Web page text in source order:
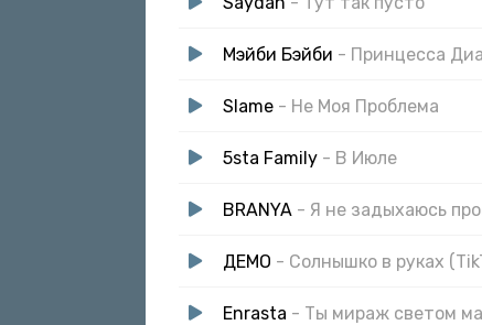
Мэйби Бэйби - Принцесса
Slame - Не Моя Проблема
5sta Family - В Июле
BRANYA - Я не задыхаюсь
ДЕМО - Солнышко в руках
Enrasta - Ты мираж светом